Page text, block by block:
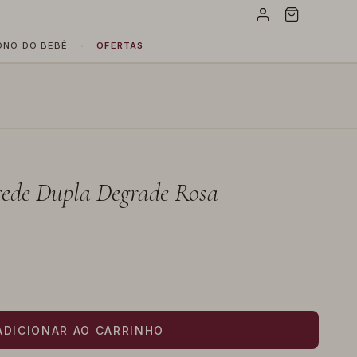
DO BEBÊ OFERTAS
Dupla Degrade Rosa